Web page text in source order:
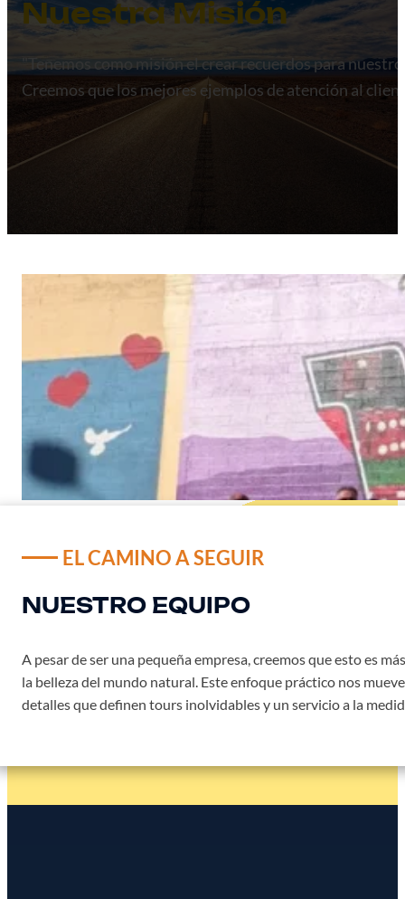
Nuestra Misión
Tenemos como misión el crear recuerdos para
Creemos que los mejores ejemplos de atención al
EL CAMINO A SEGUIR
NUESTRO EQUIPO
A pesar de ser una pequeña empresa, creemos que esto es
la belleza del mundo natural. Este enfoque práctico nos
detalles que definen tours inolvidables y un servicio a la